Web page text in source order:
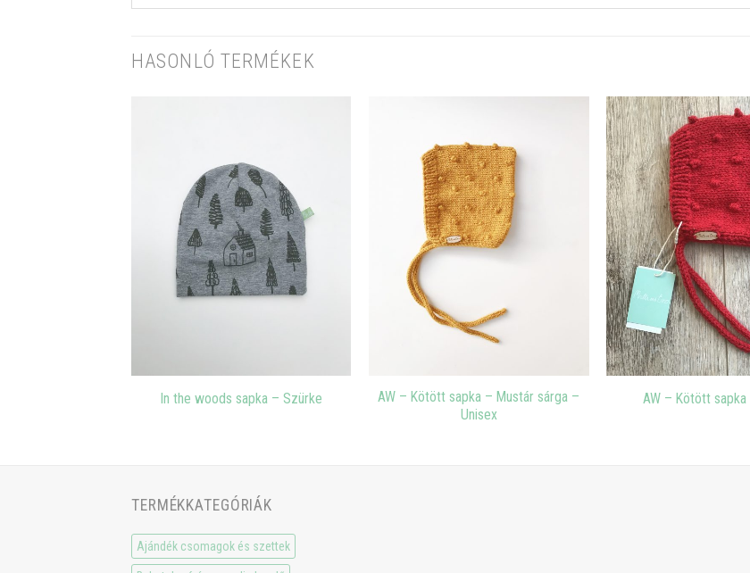
HASONLÓ TERMÉKEK
In the woods sapka – Szürke
AW – Kötött sapka – Mustár sárga –
Unisex
AW – Kötött
TERMÉKKATEGÓRIÁK
Ajándék csomagok és szettek